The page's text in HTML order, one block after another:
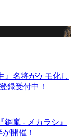
』名将がケモ化し
録受付中！
嵐 - メカラシ』
開催！